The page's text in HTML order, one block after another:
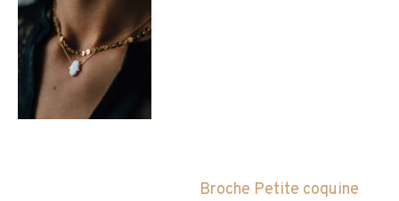
Broche Petite coquine